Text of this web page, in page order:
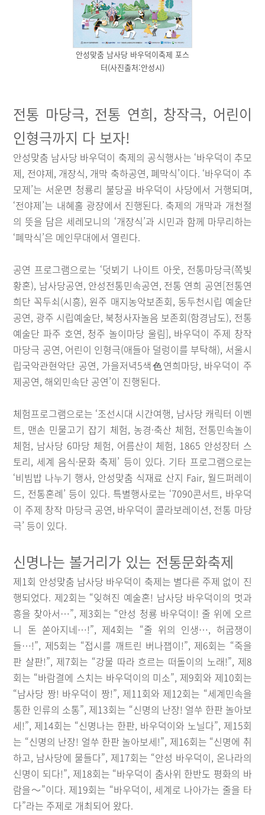
안성맞춤 남사당 바우덕이축제 포스
터(사진출처:안성시)
전통 마당극, 전통 연희, 창작극, 어린이
인형극까지 다 보자!
안성맞춤 남사당 바우덕이 축제의 공식행사는 ‘바우덕이 추모
제, 전야제, 개장식, 개막 축하공연, 폐막식’이다. ‘바우덕이 추
모제’는 서운면 청룡리 불당골 바우덕이 사당에서 거행되며,
‘전야제’는 내혜홀 광장에서 진행된다. 축제의 개막과 개천절
의 뜻을 담은 세레모니의 ‘개장식’과 시민과 함께 마무리하는
‘폐막식’은 메인무대에서 열린다.
공연 프로그램으로는 ‘덧뵈기 나이트 아웃, 전통마당극(쪽빛
황혼), 남사당공연, 안성전통민속공연, 전통 연희 공연[전통연
희단 꼭두쇠(시흥), 원주 매지농악보존회, 동두천시립 예술단
공연, 광주 시립예술단, 북청사자놀음 보존회(함경남도), 전통
예술단 파주 호연, 청주 놀이마당 울림], 바우덕이 주제 창작
마당극 공연, 어린이 인형극(애들아 덜렁이를 부탁해), 서울시
립국악관현악단 공연, 가을저녁5색色연희마당, 바우덕이 주
제공연, 해외민속단 공연’이 진행된다.
체험프로그램으로는 ‘조선시대 시간여행, 남사당 캐릭터 이벤
트, 맨손 민물고기 잡기 체험, 농경·축산 체험, 전통민속놀이
체험, 남사당 6마당 체험, 어름산이 체험, 1865 안성장터 스
토리, 세계 음식·문화 축제’ 등이 있다. 기타 프로그램으로는
‘비빔밥 나누기 행사, 안성맞춤 식재료 산지 Fair, 월드퍼레이
드, 전통혼례’ 등이 있다. 특별행사로는 ‘7090콘서트, 바우덕
이 주제 창작 마당극 공연, 바우덕이 콜라보레이션, 전통 마당
극’ 등이 있다.
신명나는 볼거리가 있는 전통문화축제
제1회 안성맞춤 남사당 바우덕이 축제는 별다른 주제 없이 진
행되었다. 제2회는 “잊혀진 예술혼! 남사당 바우덕이의 멋과
흥을 찾아서…”, 제3회는 “안성 청룡 바우덕이! 줄 위에 오르
니 돈 쏟아지네…!”, 제4회는 “줄 위의 인생…, 허굽쟁이
들…!”, 제5회는 “접시를 깨트린 버나잽이!”, 제6회는 “죽을
판 살판!”, 제7회는 “강물 따라 흐르는 떠돌이의 노래!”, 제8
회는 “바람결에 스치는 바우덕이의 미소”, 제9회와 제10회는
“남사당 짱! 바우덕이 짱!”, 제11회와 제12회는 “세계민속을
통한 인류의 소통”, 제13회는 “신명의 난장! 얼쑤 한판 놀아보
세!”, 제14회는 “신명나는 한판, 바우덕이와 노닐다”, 제15회
는 “신명의 난장! 얼쑤 한판 놀아보세!”, 제16회는 “신명에 취
하고, 남사당에 물들다”, 제17회는 “안성 바우덕이, 온나라의
신명이 되다!”, 제18회는 “바우덕이 춤사위 한반도 평화의 바
람을～”이다. 제19회는 “바우덕이, 세계로 나아가는 줄을 타
다”라는 주제로 개최되어 왔다.